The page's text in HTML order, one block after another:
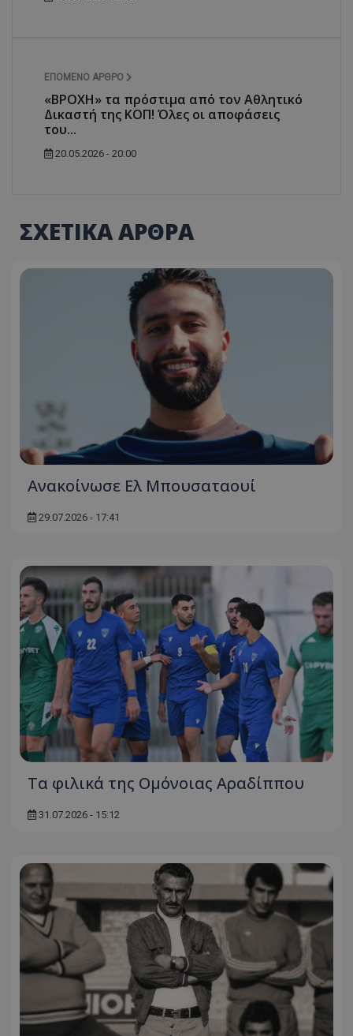
ΕΠΌΜΕΝΟ ΆΡΘΡΟ
«ΒΡΟΧΗ» τα πρόστιμα από τον Αθλητικό
Δικαστή της ΚΟΠ! Όλες οι αποφάσεις
του...
20.05.2026 - 20:00
ΣΧΕΤΙΚΑ ΑΡΘΡΑ
Ανακοίνωσε Ελ Μπουσαταουί
29.07.2026 - 17:41
Τα φιλικά της Ομόνοιας Αραδίππου
31.07.2026 - 15:12